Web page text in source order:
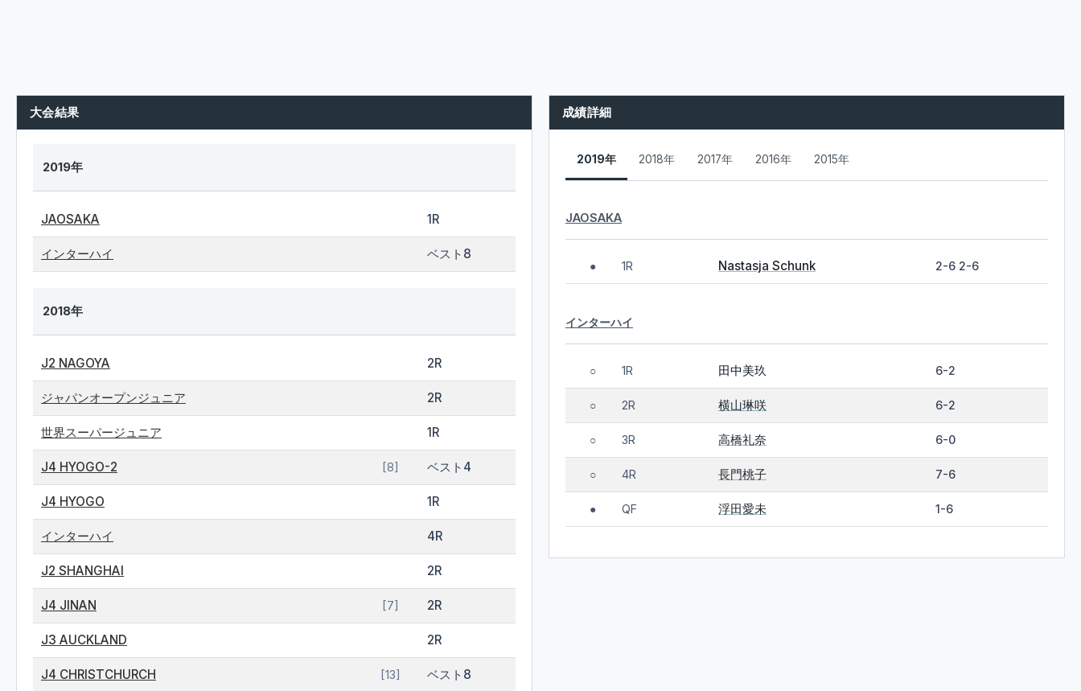
大会結果
2019年
JAOSAKA 1R
インターハイ ベスト8
2018年
J2 NAGOYA 2R
ジャパンオープンジュニア 2R
世界スーパージュニア 1R
J4 HYOGO-2 [8] ベスト4
J4 HYOGO 1R
インターハイ 4R
J2 SHANGHAI 2R
J4 JINAN [7] 2R
J3 AUCKLAND 2R
J4 CHRISTCHURCH [13] ベスト8
成績詳細
2019年 2018年 2017年 2016年 2015年
JAOSAKA
● 1R Nastasja Schunk 2-6 2-6
インターハイ
○ 1R 田中美玖 6-2
○ 2R 横山琳咲 6-2
○ 3R 高橋礼奈 6-0
○ 4R 長門桃子 7-6
● QF 浮田愛未 1-6